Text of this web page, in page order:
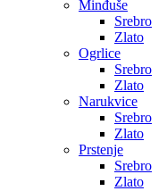
Minđuše
Srebro
Zlato
Ogrlice
Srebro
Zlato
Narukvice
Srebro
Zlato
Prstenje
Srebro
Zlato